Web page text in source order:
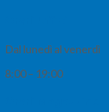
Dal lunedì al venerdì
8:00 – 19:00